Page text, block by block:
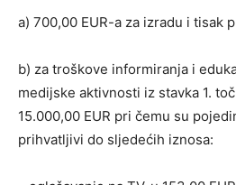
a) 700,00 EUR-a za izradu i tisak
b) za troškove informiranja i
medijske aktivnosti iz stavka 1.
15.000,00 EUR pri čemu su
prihvatljivi do sljedećih iznosa: